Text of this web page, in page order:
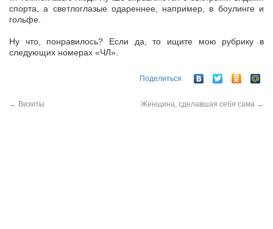
спорта, а светлоглазые одареннее, например, в боулинге и
гольфе.
Ну что, понравилось? Если да, то ищите мою рубрику в
следующих номерах «ЧЛ».
Поделиться
← Визиты Женщина, сделавшая себя сама →